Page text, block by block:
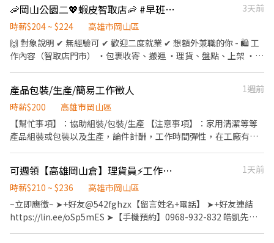
迎直接填寫表單等候顧問聯繫) . 三民灣中店 高雄市三民區灣中街
360號1樓 三民覺民店 高雄市三民區覺民路516號1樓 仁武中正店 高
雄市仁武區中正路202號1樓 仁武仁忠店 高雄市仁武區仁忠七街18
號1樓 前鎮三多店 高雄市前鎮區三多二路471號1、2樓 前鎮二聖店
高雄市前鎮區二聖一路96號1樓 小港孔鳳店 高雄市小港區孔鳳路
548號1樓 岡山大仁店 高雄市岡山區大仁路51號1、2、3、4、5樓
左營孟子店 高雄市左營區孟子路593號1樓 左營自由二店 高雄市左
營區自由三路268號1樓 左營自由店 高雄市左營區自由四路457號1
樓 新興八德店 高雄市新興區八德二路68號1樓 梓官梓和店 高雄市梓
官區梓官路174號1樓 梓官蚵仔寮店 高雄市梓官區中正路192號1樓
楠梓壽民店 高雄市楠梓區壽民路70號1樓 楠梓德民店 高雄市楠梓區
德民路1355號1樓 橋頭白樹店 高雄市橋頭區白樹路37號1、2、3、4
樓 湖內中正店 高雄市湖內區中正路二段74之6號1樓 苓雅中山店 高
雄市苓雅區中山二路392號1、2、3、4樓 苓雅和平店 高雄市苓雅區
和平一路246號1、2、3樓 苓雅廣州店 高雄市苓雅區廣州一街8號1
樓 苓雅建民店 高雄市苓雅區建民路86號與88號1樓 苓雅福德店 高雄
市苓雅區福德三路51之2號1樓 鳥松學堂店 高雄市鳥松區學堂路86
政/驗收/理貨/出貨拉貨 ➡️理貨人員：理貨、揀貨等倉儲理貨作業、
倉儲物流各項作業 ➡️堆高機手：理貨、揀貨、捕貨等倉儲作業，駕
駛揚高堆高機(需有證照) ➖➖➖➖➖➖➖➖➖➖➖➖➖➖ ✨【工作時間】
皆須配合加班喔~ ★早班：05:00~14:00/10:00~19:00/11:00~20:00
點貨、驗收早班時薪：$210 ★理貨中班時薪：$226 ★揚高堆高機
早班時薪：$236 ★揚高堆高機中班時薪：$247-額滿
➖➖➖➖➖➖➖➖➖➖➖➖➖➖ 【休假制度】：排休制 【工作地點】：高
雄市岡山區本工一路
🦐岡山公園二💖蝦皮智取店🦐 #早班時薪 #晚班時薪 #完整教育訓練
3天前
時薪$204 ~ $224
高雄市岡山區
🙌 對象說明 ✔ 無經驗可 ✔ 歡迎二度就業 ✔ 想額外兼職的你 - 🛍 工
作內容（智取店門市） ・包裹收寄、搬運 ・理貨、盤點、上架 ・維
教育訓練&實體實習，皆有計薪 - 📍 班別說明 🔹 早班兼職： 🕖 早
班：07:00–12:00 （可彈性於 07:00–08:30 間到班） - 🔹 晚班兼
職： 🌙 晚班：17:30–22:30 (需六日兩天+平日至少2天，可於17:30
- 22:30排班) - 每日會安排 3–6 間門市（依區域與貨量調整） - 💰 薪
完整線上／實體教育訓練 ・實體門市實習與考核 👉 訓練與實習期
間皆有計薪 - 立即應徵:加賴@759vflwo 電話:02-6636-2428#306
產品包裝/生產/簡易工作徵人
1週前
時薪$200
高雄市岡山區
【幫忙事項】：協助組裝/包裝/生產 【注意事項】：家用清潔等等
產品組裝或包裝以及生產，論件計酬，工作時間彈性，在工廠有營
可週領【高雄岡山倉】理貨員⚡工作簡單⚡書審⚡法PW
1天前
時薪$210 ~ $236
高雄市岡山區
~立即應徵~ ➤+好友@542fghzx【留言姓名+電話】 ➤+好友連結
https://lin.ee/oSp5mES ➤【手機預約】0968-932-832 皓凱先生 -